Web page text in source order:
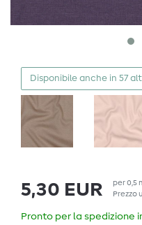
Disponibile anche in 57
5,30 EUR per0,5
Prezzo
Pronto per la spedizione